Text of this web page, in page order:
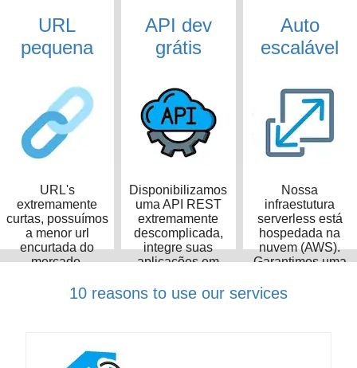
URL
pequena
URL's
extremamente
curtas, possuímos
a menor url
encurtada do
mercado,
14 caracteres
API dev
grátis
Disponibilizamos
uma API REST
extremamente
descomplicada,
integre suas
aplicações em
Auto
escalável
Nossa
infraestutura
serverless está
hospedada na
nuvem (AWS).
Garantimos uma
disponibilidade de
10 reasons to use our services